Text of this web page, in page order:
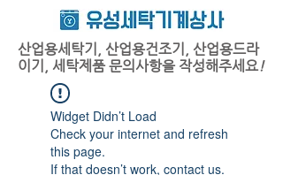
산업용세탁기, 산업용건조기, 산업용드라
이기, 세탁제품 문의사항을 작성해주세요!
Widget Didn’t Load
Check your internet and refresh
this page.
If that doesn’t work, contact us.